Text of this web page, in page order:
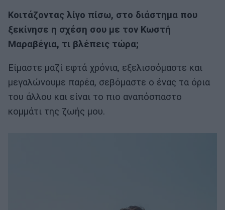
Κοιτάζοντας λίγο πίσω, στο διάστημα που
ξεκίνησε η σχέση σου με τον Κωστή
Μαραβέγια, τι βλέπεις τώρα;
Είμαστε μαζί εφτά χρόνια, εξελισσόμαστε και
μεγαλώνουμε παρέα, σεβόμαστε ο ένας τα όρια
του άλλου και είναι το πιο αναπόσπαστο
κομμάτι της ζωής μου.